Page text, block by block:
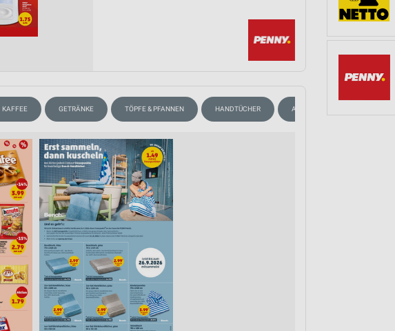
KAFFEE GETRÄNKE TÖPFE & PFANNEN HANDTÜCHER ANGEBOTE AB MONTAG